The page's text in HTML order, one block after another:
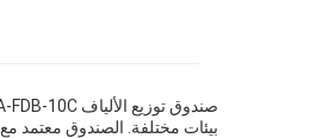
بيئات مختلفة. الصندوق معتمد مع CE و ROHS ، وتلبية المعايير الدولية للجودة والامتثال.